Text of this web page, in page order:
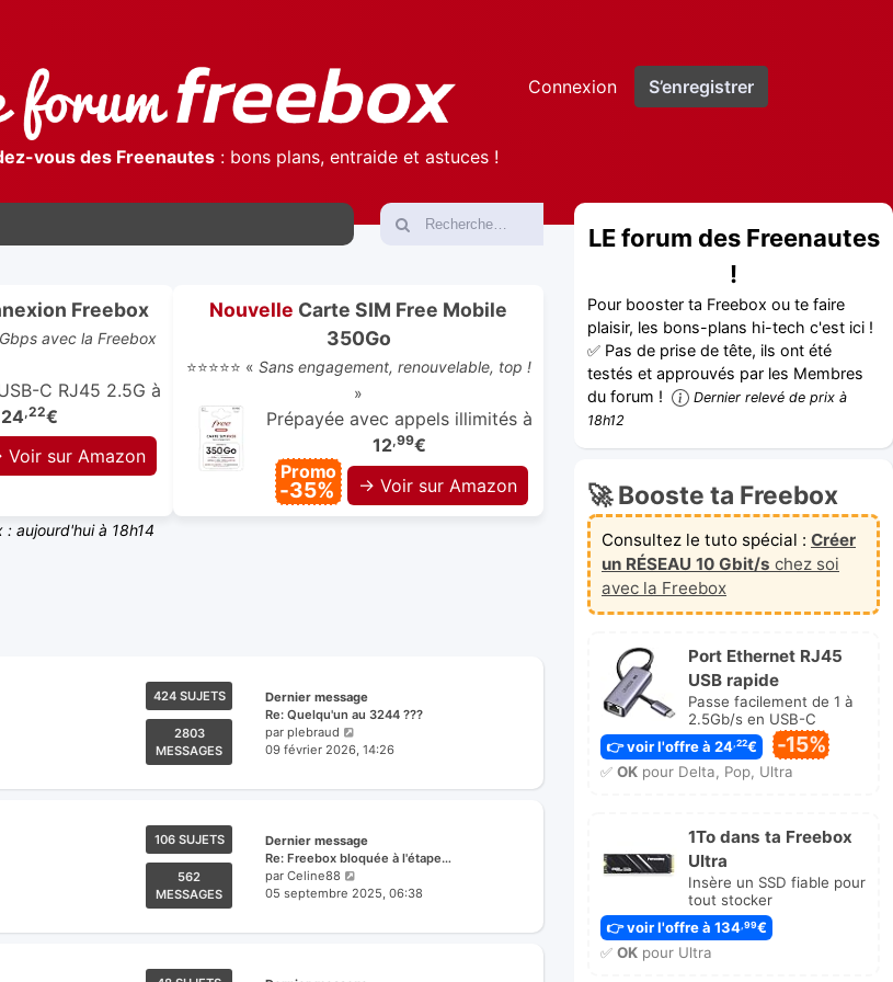
Connexion S’enregistrer
vous des Freenautes: bons plans, entraide et astuces !
Freebox
avec la Freebox
C RJ45 2.5G à
24,22€
Voir sur Amazon
Nouvelle Carte SIM Free Mobile
350Go
⭐⭐⭐⭐⭐ « Sans engagement, renouvelable, top !
»
Prépayée avec appels illimités à
12,99€
Promo
-35% → Voir sur Amazon
aujourd'hui à 18h14
424 SUJETS
2803
MESSAGES
Dernier message
Re: Quelqu'un au 3244 ???
par plebraud
le
09 février 2026, 14:26
106 SUJETS
562
MESSAGES
Dernier message
Re: Freebox bloquée à l'étape…
par Celine88
le
05 septembre 2025, 06:38
LE forum des Freenautes
!
Pour booster ta Freebox ou te faire
plaisir, les bons-plans hi-tech c'est ici !
✅ Pas de prise de tête, ils ont été
testés et approuvés par les Membres
du forum !
Dernier relevé de prix à
18h12
🚀 Booste ta Freebox
Consultez le tuto spécial : Créer
un RÉSEAU 10 Gbit/s chez soi
avec la Freebox
Port Ethernet RJ45
USB rapide
Passe facilement de 1 à
2.5Gb/s en USB-C
👉 voir l'offre à 24,22€ -15%
✅ OKpour Delta, Pop, Ultra
1To dans ta Freebox
Ultra
Insère un SSD fiable pour
tout stocker
👉 voir l'offre à 134 ,99€
✅ OKpour Ultra